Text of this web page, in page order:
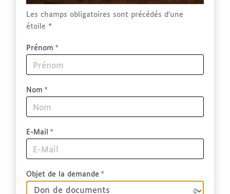
Formulaire
principal
Les champs obligatoires sont précédés d'une
étoile *
Prénom
Nom
E-Mail
Objet de la demande